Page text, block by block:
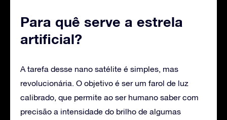
Para quê serve a estrela
artificial?
A tarefa desse nano satélite é simples, mas
revolucionária. O objetivo é ser um farol de luz
calibrado, que permite ao ser humano saber com
precisão a intensidade do brilho de algumas